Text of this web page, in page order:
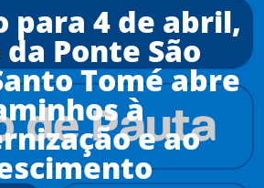
para 4 de abril,
Ponte São
Tomé abre
à
e ao